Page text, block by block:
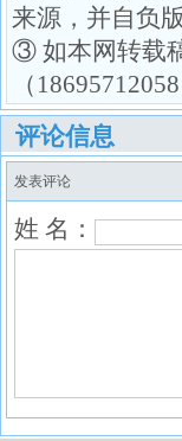
来源，并自负
③ 如本网转载
（
评论信息
发表评论
姓 名：